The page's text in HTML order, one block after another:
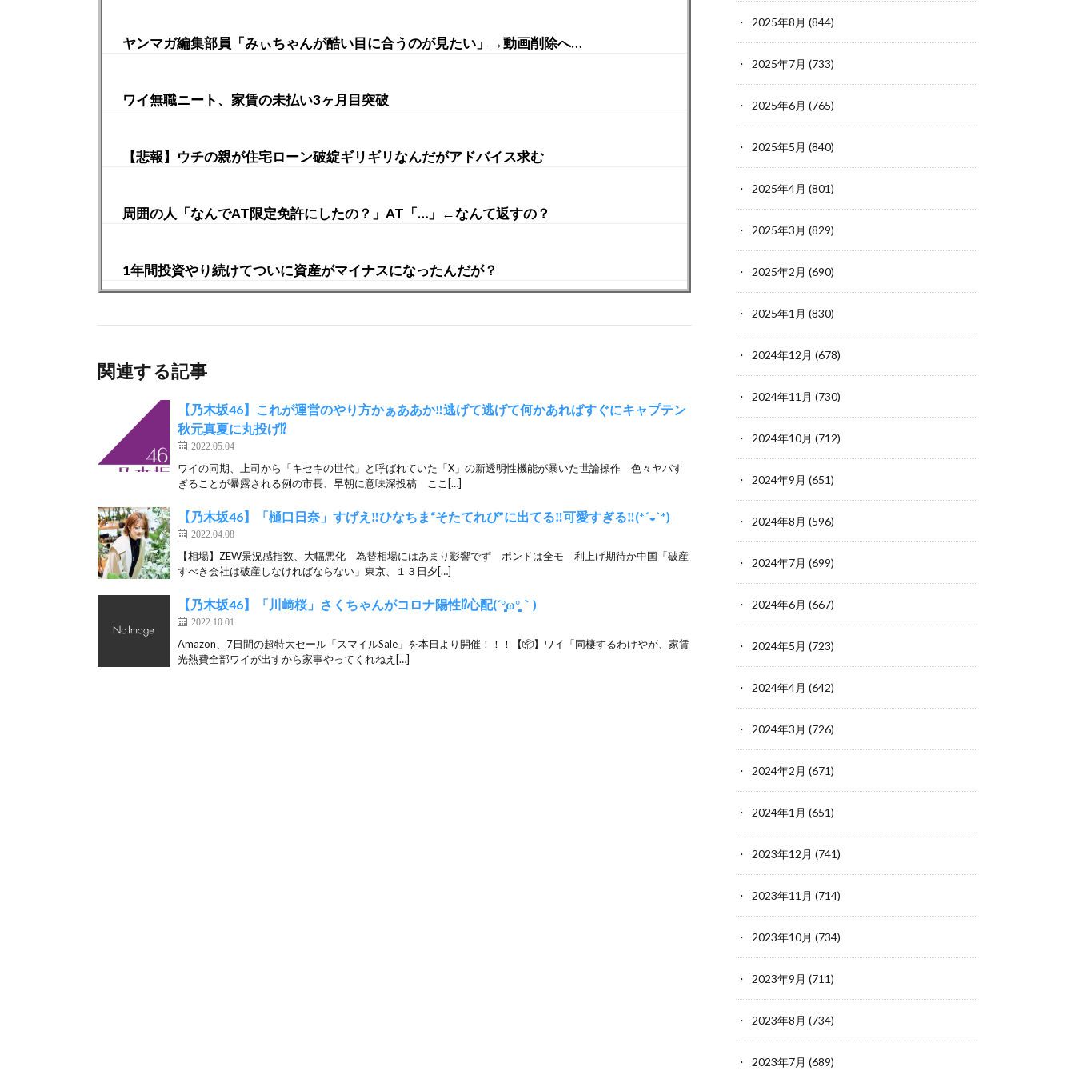
ヤンマガ編集部員「みぃちゃんが酷い目に合うのが見たい」→動画削除へ…
ワイ無職ニート、家賃の未払い3ヶ月目突破
【悲報】ウチの親が住宅ローン破綻ギリギリなんだがアドバイス求む
周囲の人「なんでAT限定免許にしたの？」AT「…」←なんて返すの？
1年間投資やり続けてついに資産がマイナスになったんだが？
関連する記事
【乃木坂46】これが運営のやり方かぁああか‼︎逃げて逃げて何かあればすぐにキャプテン
秋元真夏に丸投げ⁉︎
2022.05.04
ワイの同期、上司から「キセキの世代」と呼ばれていた「X」の新透明性機能が暴いた世論操作 色々ヤバす
ぎることが暴露される例の市長、早朝に意味深投稿 ここ[…]
【乃木坂46】「樋口日奈」すげえ‼︎ひなちま“そたてれび”に出てる‼︎可愛すぎる‼︎(*´◒`*)
2022.04.08
【相場】ZEW景況感指数、大幅悪化 為替相場にはあまり影響でず ポンドは全モ 利上げ期待か中国「破産
すべき会社は破産しなければならない」東京、１３日夕[…]
【乃木坂46】「川﨑桜」さくちゃんがコロナ陽性⁉︎心配(´°̥̥̥̥̥̥̥̥ω°̥̥̥̥̥̥̥̥｀)
2022.10.01
Amazon、7日間の超特大セール「スマイルSale」を本日より開催！！！【📦】ワイ「同棲するわけやが、家賃
光熱費全部ワイが出すから家事やってくれねえ[…]
2025年8月 (844)
2025年7月 (733)
2025年6月 (765)
2025年5月 (840)
2025年4月 (801)
2025年3月 (829)
2025年2月 (690)
2025年1月 (830)
2024年12月 (678)
2024年11月 (730)
2024年10月 (712)
2024年9月 (651)
2024年8月 (596)
2024年7月 (699)
2024年6月 (667)
2024年5月 (723)
2024年4月 (642)
2024年3月 (726)
2024年2月 (671)
2024年1月 (651)
2023年12月 (741)
2023年11月 (714)
2023年10月 (734)
2023年9月 (711)
2023年8月 (734)
2023年7月 (689)